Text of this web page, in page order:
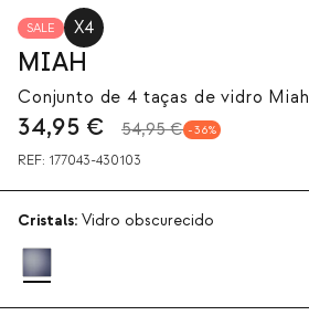
SALE X4
MIAH
Conjunto de 4 taças de vidro Miah
34,95 € 54,95 € 36
REF: 177043-430103
Cristals: Vidro obscurecido